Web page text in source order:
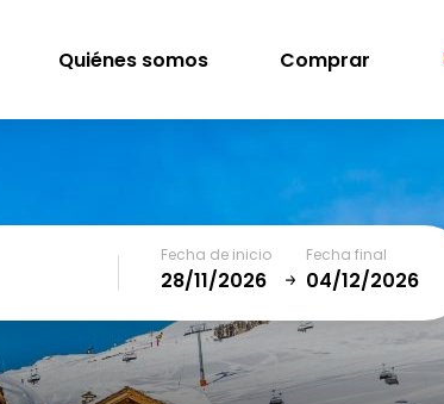
Quiénes somos Comprar
Cesta(0)
TOTAL
Fecha de inicio Fecha final
WED FRI SAT MON TUE